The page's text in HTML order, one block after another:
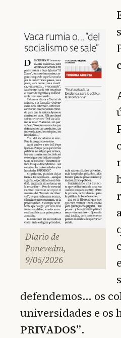
Diario de
Ponevedra,
9/05/2026
defendemos… os
universidades e os
PRIVADOS”.